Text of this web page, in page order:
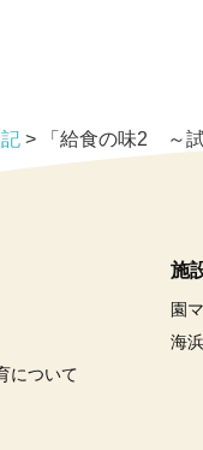
> 「給食の味2 ～
について
施
園
海